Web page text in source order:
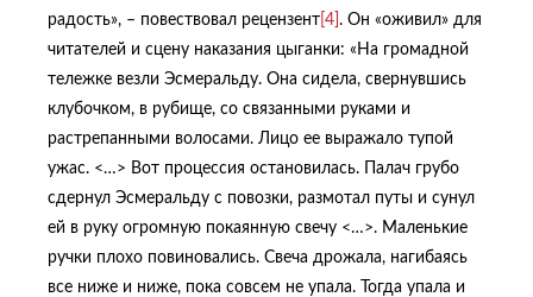
радость», – повествовал рецензент [4] . Он «оживил» для
читателей и сцену наказания цыганки: «На громадной
тележке везли Эсмеральду. Она сидела, свернувшись
клубочком, в рубище, со связанными руками и
растрепанными волосами. Лицо ее выражало тупой
ужас. <…> Вот процессия остановилась. Палач грубо
сдернул Эсмеральду с повозки, размотал путы и сунул
ей в руку огромную покаянную свечу <…>. Маленькие
ручки плохо повиновались. Свеча дрожала, нагибаясь
все ниже и ниже, пока совсем не упала. Тогда упала и